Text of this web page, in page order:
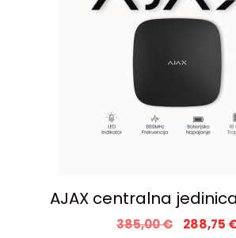
AJAX centralna
385,00€ 288,75